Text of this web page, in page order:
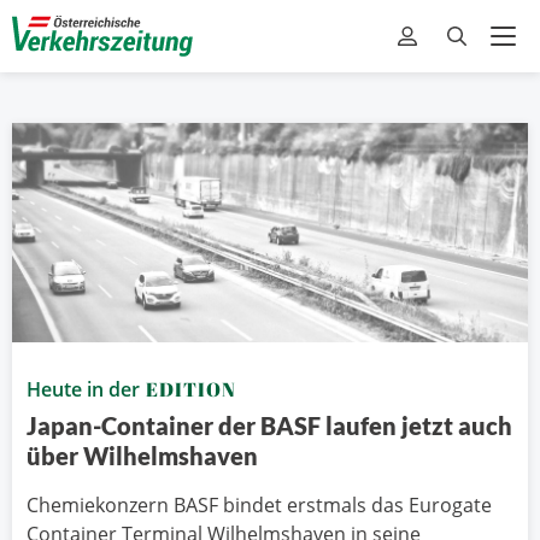
Heute in der EDITION
Japan-Container der BASF laufen jetzt auch
über Wilhelmshaven
Chemiekonzern BASF bindet erstmals das Eurogate
Container Terminal Wilhelmshaven in seine